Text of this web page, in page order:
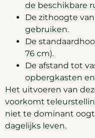
de beschikbare
De zithoogte
gebruiken.
De
76 cm).
De afstand tot
opbergkasten
Het uitvoeren van
voorkomt
niet te dominant
dagelijks leven.